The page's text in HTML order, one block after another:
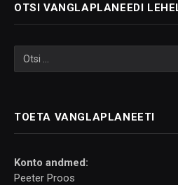
OTSI VANGLAPLANEEDI
TOETA VANGLAPLANEETI
Konto andmed:
Peeter Proos